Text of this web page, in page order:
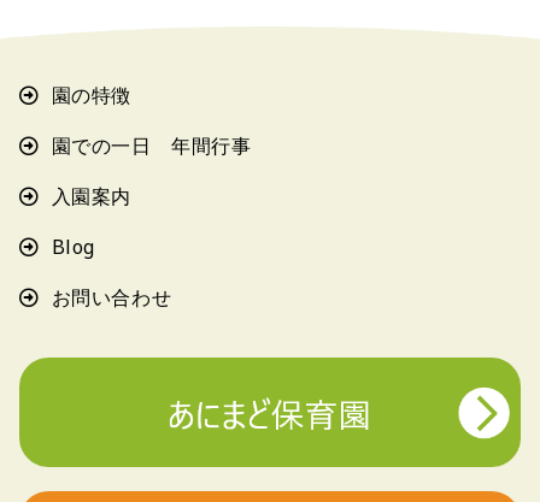
園の特徴
園での一日 年間行事
入園案内
Blog
お問い合わせ